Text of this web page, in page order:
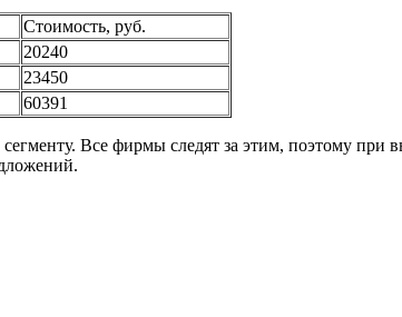
Стоимость, руб.
20240
23450
60391
Все фирмы следят за этим, поэтому при